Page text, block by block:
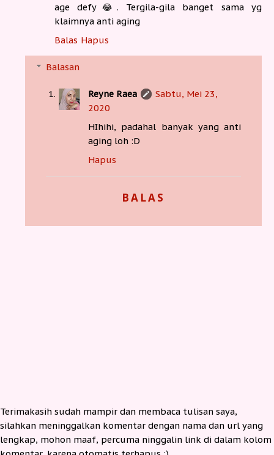
age defy😂. Tergila-gila banget sama yg
klaimnya anti aging
Balas Hapus
Balasan
Reyne Raea
Sabtu, Mei 23,
2020
HIhihi, padahal banyak yang anti
aging loh :D
Hapus
BALAS
Terimakasih sudah mampir dan membaca tulisan saya,
silahkan meninggalkan komentar dengan nama dan url yang
lengkap, mohon maaf, percuma ninggalin link di dalam kolom